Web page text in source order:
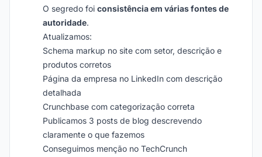
O segredo foi consistência em várias fontes de
autoridade.
Atualizamos:
Schema markup no site com setor, descrição e
produtos corretos
Página da empresa no LinkedIn com descrição
detalhada
Crunchbase com categorização correta
Publicamos 3 posts de blog descrevendo
claramente o que fazemos
Conseguimos menção no TechCrunch